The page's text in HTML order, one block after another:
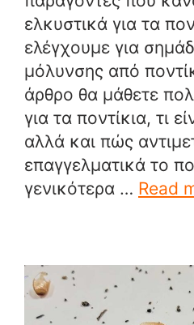
ελκυστικά για τα
ελέγχουμε για
μόλυνσης από
άρθρο θα μάθετε
για τα ποντίκια, τι
αλλά και πώς
επαγγελματικά το
γενικότερα … Read